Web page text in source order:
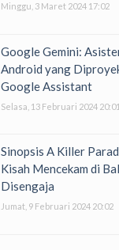
Minggu, 3 Maret 2024 17:02
Google Gemini:
Android yang
Google Assistant
Selasa, 13 Februari 2024 20:01
Sinopsis A Killer
Kisah Mencekam di
Disengaja
Jumat, 9 Februari 2024 20:02